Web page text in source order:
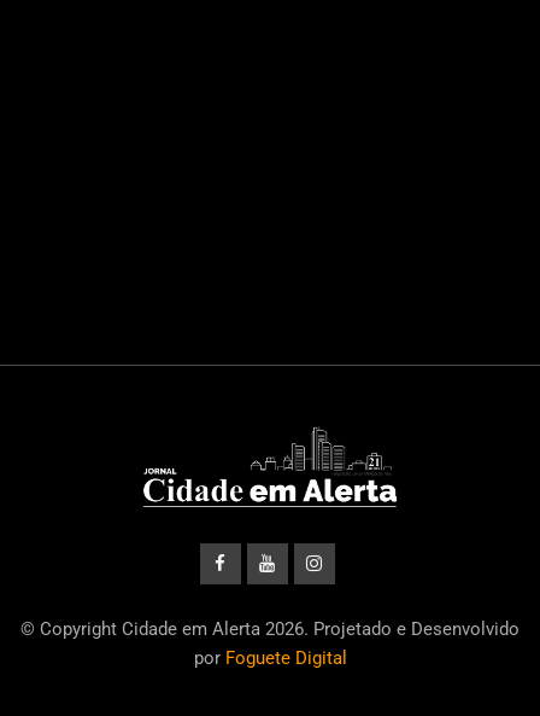
© Copyright Cidade em Alerta 2026. Projetado e Desenvolvido
por Foguete Digital